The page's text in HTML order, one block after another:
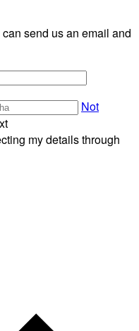
send us an email and
Not
my details through